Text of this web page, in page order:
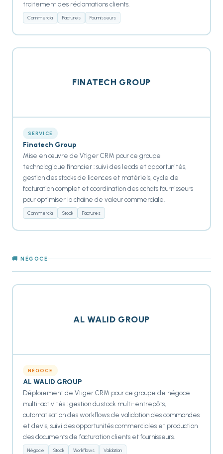
traitement des réclamations clients.
Commercial Factures Fournisseurs
FINATECH GROUP
SERVICE
Finatech Group
Mise en œuvre de Vtiger CRM pour ce groupe
technologique financier : suivi des leads et opportunités,
gestion des stocks de licences et matériels, cycle de
facturation complet et coordination des achats fournisseurs
pour optimiser la chaîne de valeur commerciale.
Commercial Stock Factures
🚚 NÉGOCE
AL WALID GROUP
NÉGOCE
AL WALID GROUP
Déploiement de Vtiger CRM pour ce groupe de négoce
multi-activités : gestion du stock multi-entrepôts,
automatisation des workflows de validation des commandes
et devis, suivi des opportunités commerciales et production
des documents de facturation clients et fournisseurs.
Négoce Stock Workflows Validation